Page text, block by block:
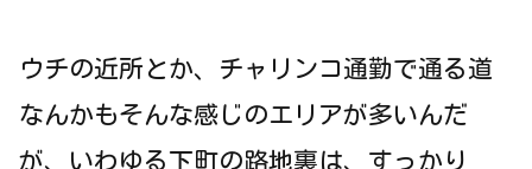
ウチの近所とか、チャリンコ通勤で通る道
なんかもそんな感じのエリアが多いんだ
が、いわゆる下町の路地裏は、すっかり